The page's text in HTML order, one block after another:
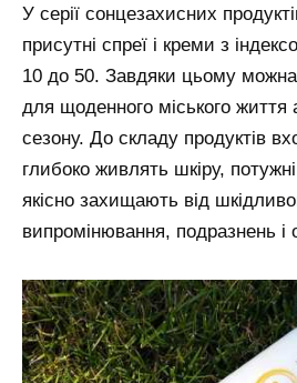
У серії сонцезахисних
присутні спреї і креми з
10 до 50. Завдяки цьому можна
для щоденного міського життя
сезону. До складу продуктів
глибоко живлять шкіру,
якісно захищають від
випромінювання, подразнень і